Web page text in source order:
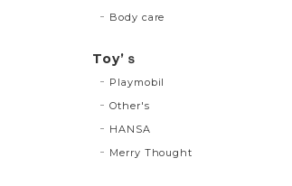
Body care
Toy’ｓ
Playmobil
Other's
HANSA
Merry Thought